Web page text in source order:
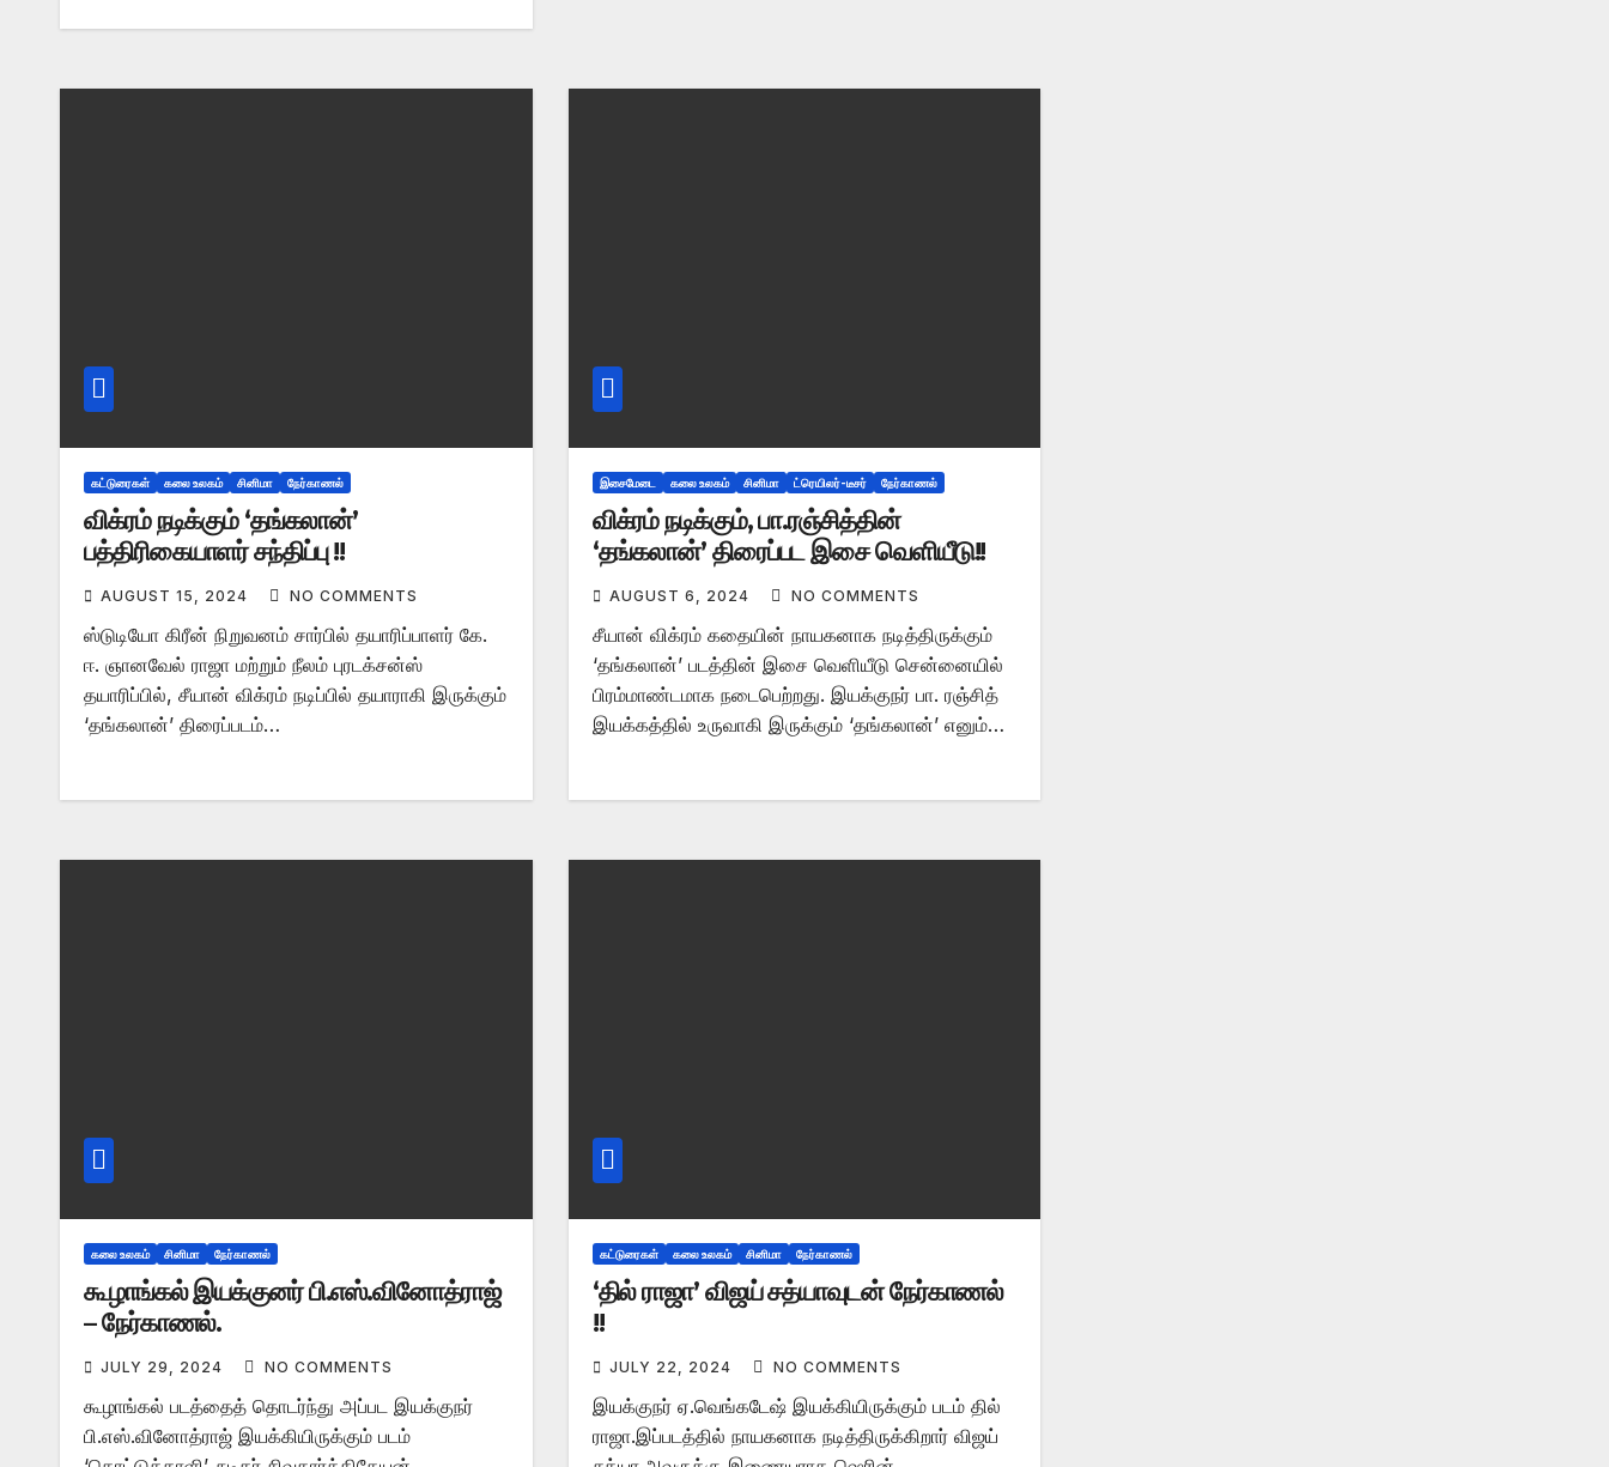
கட்டுரைகள் கலை உலகம் சினிமா நேர்காணல்
விக்ரம் நடிக்கும் ‘தங்கலான்’
பத்திரிகையாளர் சந்திப்பு !!
AUGUST 15, 2024 NO COMMENTS
ஸ்டுடியோ கிரீன் நிறுவனம் சார்பில் தயாரிப்பாளர் கே.
ஈ. ஞானவேல் ராஜா மற்றும் நீலம் புரடக்சன்ஸ்
தயாரிப்பில், சீயான் விக்ரம் நடிப்பில் தயாராகி இருக்கும்
‘தங்கலான்’ திரைப்படம்…
இசைமேடை கலை உலகம் சினிமா ட்ரெயிலர்-டீசர் நேர்காணல்
விக்ரம் நடிக்கும், பா.ரஞ்சித்தின்
‘தங்கலான்’ திரைப்பட இசை வெளியீடு!!
AUGUST 6, 2024 NO COMMENTS
சீயான் விக்ரம் கதையின் நாயகனாக நடித்திருக்கும்
‘தங்கலான்’ படத்தின் இசை வெளியீடு சென்னையில்
பிரம்மாண்டமாக நடைபெற்றது. இயக்குநர் பா. ரஞ்சித்
இயக்கத்தில் உருவாகி இருக்கும் ‘தங்கலான்’ எனும்…
கலை உலகம் சினிமா நேர்காணல்
கூழாங்கல் இயக்குனர் பி.எஸ்.வினோத்ராஜ்
– நேர்காணல்.
JULY 29, 2024 NO COMMENTS
கூழாங்கல் படத்தைத் தொடர்ந்து அப்பட இயக்குநர்
பி.எஸ்.வினோத்ராஜ் இயக்கியிருக்கும் படம்
கட்டுரைகள் கலை உலகம் சினிமா நேர்காணல்
‘தில் ராஜா’ விஜய் சத்யாவுடன் நேர்காணல்
!!
JULY 22, 2024 NO COMMENTS
இயக்குநர் ஏ.வெங்கடேஷ் இயக்கியிருக்கும் படம் தில்
ராஜா.இப்படத்தில் நாயகனாக நடித்திருக்கிறார் விஜய்